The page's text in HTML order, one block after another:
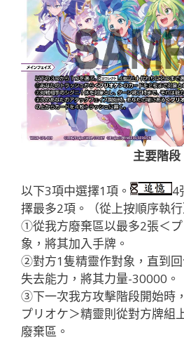
主要階段
以下3項中選擇1項。
4
擇最多2項。（從上按順序執行
①從我方廢棄區以最多2張＜
象，將其加入手牌。
②對方1隻精靈作對象，直到
失去能力，將其力量-30000。
③下一次我方攻擊階段開始時
プリオケ＞精靈則從對方牌組
廢棄區。